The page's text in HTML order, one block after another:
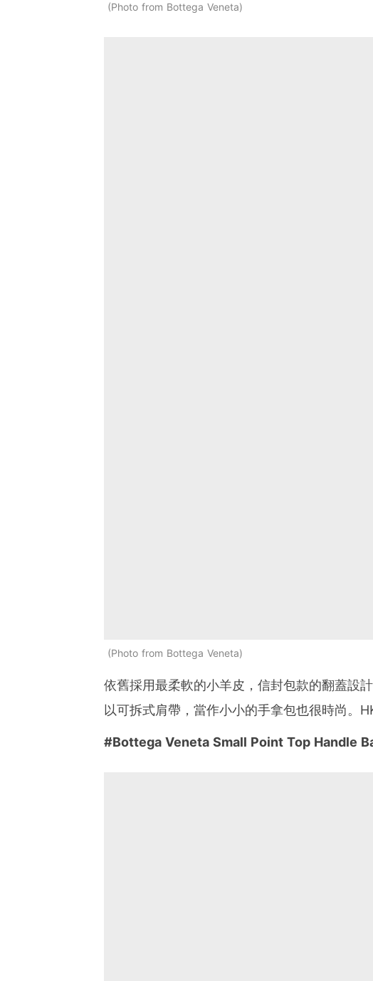
Photo from Bottega Veneta
Photo from Bottega Veneta
依舊採用最柔軟的小羊皮，信封包款的翻蓋設
以可拆式肩帶，當作小小的手拿包也很時尚。
#Bottega Veneta Small Point Top Handle